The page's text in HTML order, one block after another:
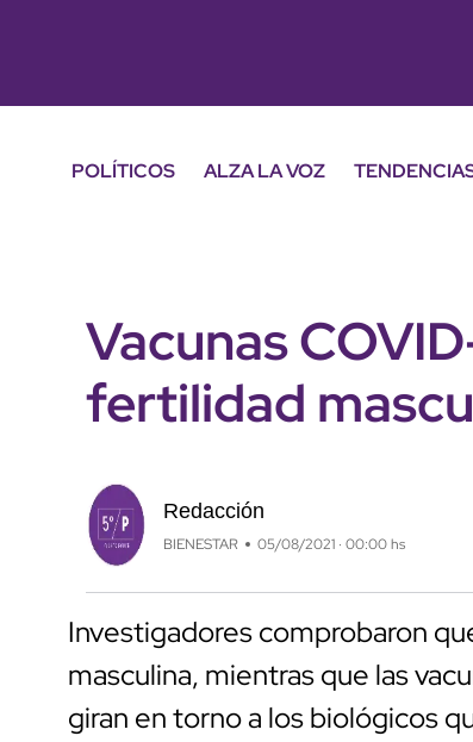
POLÍTICOS ALZA LA VOZ
Vacunas
fertilidad
Redacción
BIENESTAR 05/08/2021 · 00:00 hs
Investigadores comprobaron
masculina, mientras que las
giran en torno a los biológicos